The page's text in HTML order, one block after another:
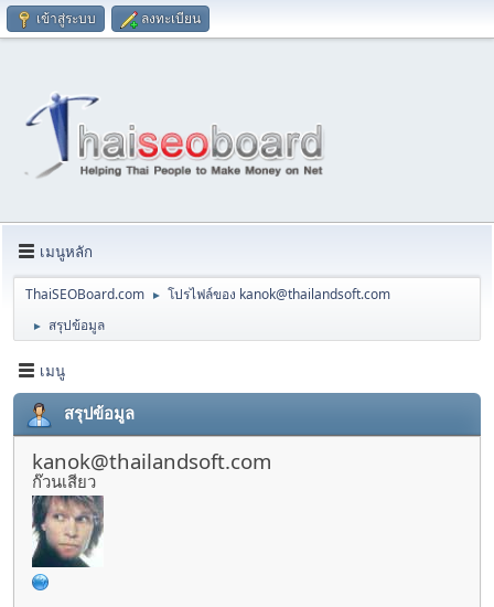
เข้าสู่ระบบ ลงทะเบียน
เมนูหลัก
ThaiSEOBoard.com ► โปรไฟล์ของ kanok@thailandsoft.com
► สรุปข้อมูล
เมนู
สรุปข้อมูล
kanok@thailandsoft.com
ก๊วนเสียว